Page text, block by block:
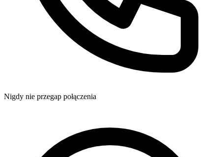
Nigdy nie przegap połączenia